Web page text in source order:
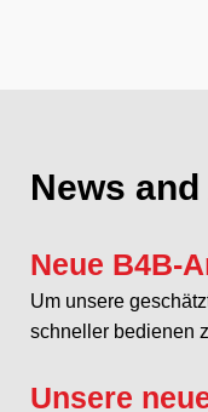
News
Neue B4B-
Um unsere
schneller bedienen
Unsere